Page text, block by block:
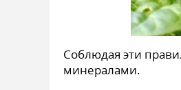
Соблюдая эти
минералами.